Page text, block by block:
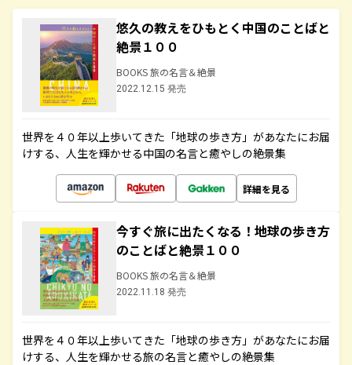
悠久の教えをひもとく中国のことばと
絶景１００
BOOKS 旅の名言＆絶景
2022.12.15 発売
世界を４０年以上歩いてきた「地球の歩き方」があなたにお届
けする、人生を輝かせる中国の名言と癒やしの絶景集
詳細を見る
今すぐ旅に出たくなる！地球の歩き方
のことばと絶景１００
BOOKS 旅の名言＆絶景
2022.11.18 発売
世界を４０年以上歩いてきた「地球の歩き方」があなたにお届
けする、人生を輝かせる旅の名言と癒やしの絶景集